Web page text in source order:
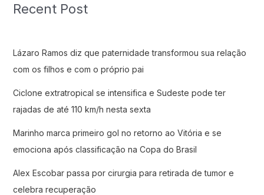
Recent Post
Lázaro Ramos diz que paternidade transformou sua relação
com os filhos e com o próprio pai
Ciclone extratropical se intensifica e Sudeste pode ter
rajadas de até 110 km/h nesta sexta
Marinho marca primeiro gol no retorno ao Vitória e se
emociona após classificação na Copa do Brasil
Alex Escobar passa por cirurgia para retirada de tumor e
celebra recuperação